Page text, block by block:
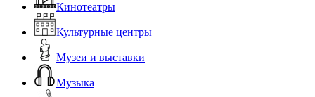
Кинотеатры
Культурные центры
Музеи и выставки
Музыка